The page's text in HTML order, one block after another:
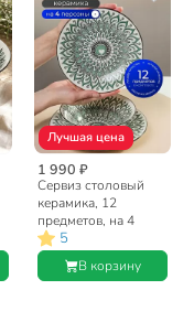
Лучшая цена
1 990 ₽
Сервиз столовый
керамика, 12
предметов, на 4
персоны, Daniks,
Ташкент
5
В корзину